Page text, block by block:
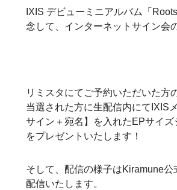
IXIS デビューミニアルバム「
念して、インターネットサイン会
リミスタにてご予約いただいた方
当選された方に生配信内にてIXIS
サイン＋宛名】を入れたEPサイズ
をプレゼントいたします！
そして、配信の様子はKiramune公
配信いたします。